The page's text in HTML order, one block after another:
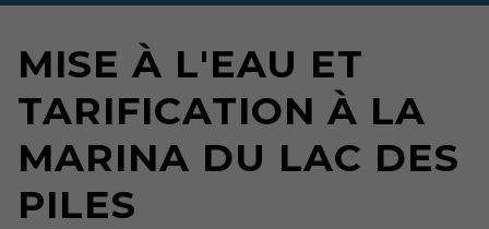
MISE À L'EAU ET
TARIFICATION À LA
MARINA DU LAC DES
PILES